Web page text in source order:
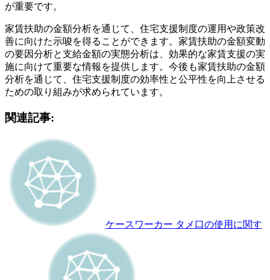
が重要です。
家賃扶助の金額分析を通じて、住宅支援制度の運用や政策改
善に向けた示唆を得ることができます。家賃扶助の金額変動
の要因分析と支給金額の実態分析は、効果的な家賃支援の実
施に向けて重要な情報を提供します。今後も家賃扶助の金額
分析を通じて、住宅支援制度の効率性と公平性を向上させる
ための取り組みが求められています。
関連記事:
ケースワーカー タメ口の使用に関す